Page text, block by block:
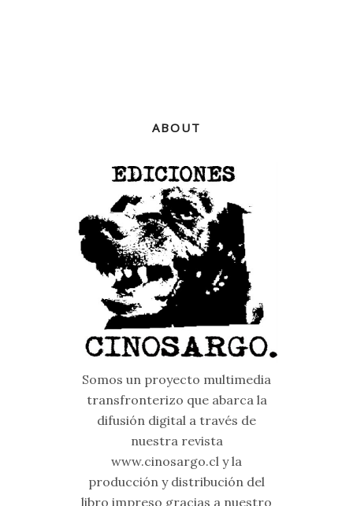
ABOUT
Somos un proyecto multimedia
transfronterizo que abarca la
difusión digital a través de
nuestra revista
www.cinosargo.cl y la
producción y distribución del
libro impreso gracias a nuestro